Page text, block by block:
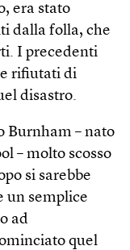
era stato
dalla folla, che
I precedenti
rifiutati di
disastro.
Burnham – nato
– molto scosso
si sarebbe
un semplice
ad
quel